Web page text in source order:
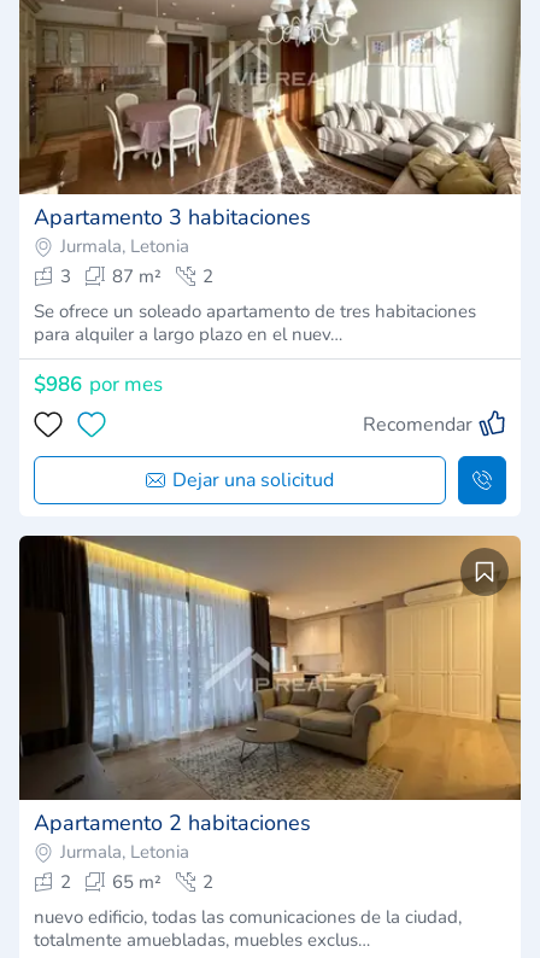
Apartamento 3 habitaciones
Jurmala, Letonia
3
87 m²
2
Se ofrece un soleado apartamento de tres habitaciones
para alquiler a largo plazo en el nuev…
$986 por mes
Recomendar
Dejar una solicitud
Apartamento 2 habitaciones
Jurmala, Letonia
2
65 m²
2
nuevo edificio, todas las comunicaciones de la ciudad,
totalmente amuebladas, muebles exclus…